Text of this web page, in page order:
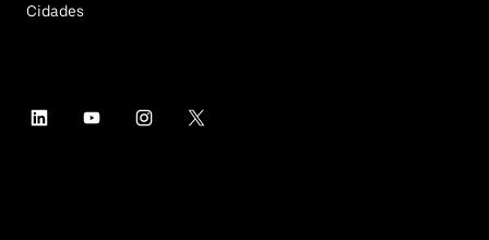
Cidades